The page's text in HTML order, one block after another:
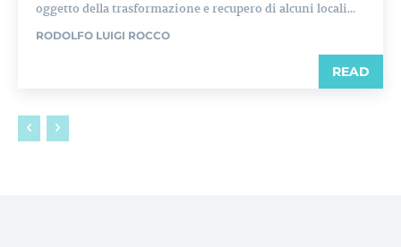
oggetto della trasformazione e recupero di alcuni locali...
RODOLFO LUIGI ROCCO
READ